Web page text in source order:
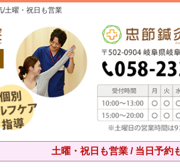
/土曜・祝日も営業
土曜・祝日も営業 / 当日予約